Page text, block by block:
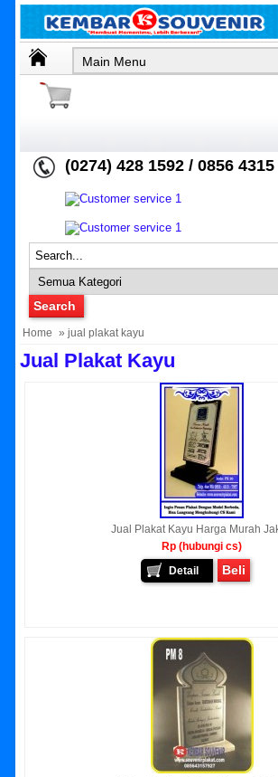
(0274) 428 1592 / 0856
Home » jual plakat kayu
Jual Plakat Kayu
Jual Plakat Kayu Harga Murah
Rp (hubungi cs)
Detail
Beli